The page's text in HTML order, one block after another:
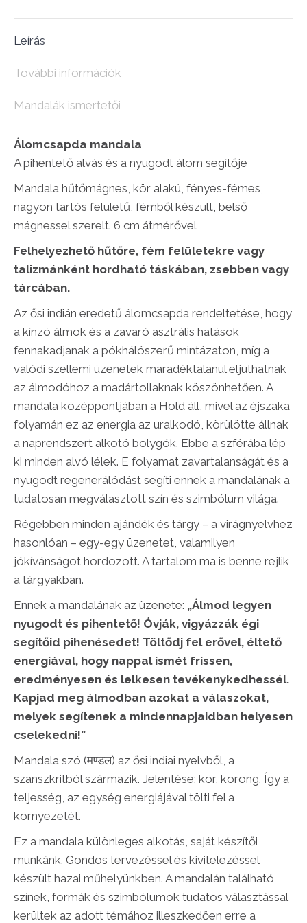
forma
Leírás
További információk
Mandalák ismertetői
Álomcsapda mandala
A pihentető alvás és a nyugodt álom segítője
Mandala hűtőmágnes, kör alakú, fényes-fémes,
nagyon tartós felületű, fémből készült, belső
mágnessel szerelt. 6 cm átmérővel
Felhelyezhető hűtőre, fém felületekre vagy
talizmánként hordható táskában, zsebben vagy
tárcában.
Az ősi indián eredetű álomcsapda rendeltetése, hogy
a kínzó álmok és a zavaró asztrális hatások
fennakadjanak a pókhálószerű mintázaton, míg a
valódi szellemi üzenetek maradéktalanul eljuthatnak
az álmodóhoz a madártollaknak köszönhetően. A
mandala középpontjában a Hold áll, mivel az éjszaka
folyamán ez az energia az uralkodó, körülötte állnak
a naprendszert alkotó bolygók. Ebbe a szférába lép
ki minden alvó lélek. E folyamat zavartalanságát és a
nyugodt regenerálódást segíti ennek a mandalának a
tudatosan megválasztott szín és szimbólum világa.
Régebben minden ajándék és tárgy – a virágnyelvhez
hasonlóan – egy-egy üzenetet, valamilyen
jókívánságot hordozott. A tartalom ma is benne rejlik
a tárgyakban.
Ennek a mandalának az üzenete: „Álmod legyen
nyugodt és pihentető! Óvják, vigyázzák égi
segítőid pihenésedet! Töltődj fel erővel, éltető
energiával, hogy nappal ismét frissen,
eredményesen és lelkesen tevékenykedhessél.
Kapjad meg álmodban azokat a válaszokat,
melyek segítenek a mindennapjaidban helyesen
cselekedni!”
Mandala szó (मण्डल) az ősi indiai nyelvből, a
szanszkritból származik. Jelentése: kör, korong. Így a
teljesség, az egység energiájával tölti fel a
környezetét.
Ez a mandala különleges alkotás, saját készítői
munkánk. Gondos tervezéssel és kivitelezéssel
készült hazai műhelyünkben. A mandalán található
színek, formák és szimbólumok tudatos választással
kerültek az adott témához illeszkedően erre a